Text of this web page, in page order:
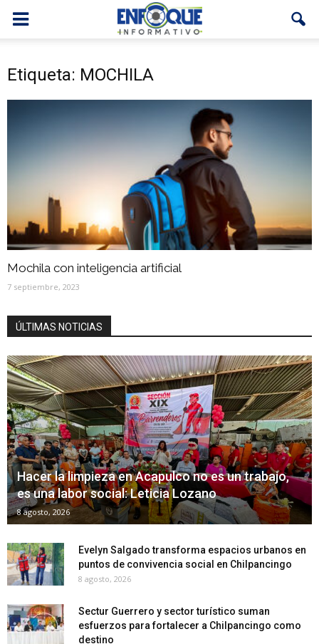
Etiqueta: MOCHILA
Mochila con inteligencia artificial
7 septiembre, 2023
ÚLTIMAS NOTICIAS
Hacer la limpieza en Acapulco no es un trabajo,
es una labor social: Leticia Lozano
8 agosto, 2026
Evelyn Salgado transforma espacios urbanos en
puntos de convivencia social en Chilpancingo
8 agosto, 2026
Sectur Guerrero y sector turístico suman
esfuerzos para fortalecer a Chilpancingo como
destino